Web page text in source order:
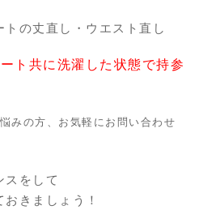
の丈直し・ウエスト直し
ト共に洗濯した状態で持参
みの方、お気軽にお問い合わせ
をして
きましょう！